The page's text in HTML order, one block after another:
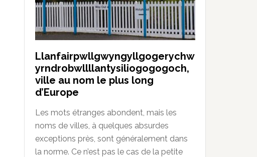
Llanfairpwllgwyngyllgogerychw
yrndrobwllllantysiliogogogoch,
ville au nom le plus long
d’Europe
Les mots étranges abondent, mais les
noms de villes, à quelques absurdes
exceptions près, sont généralement dans
la norme. Ce n’est pas le cas de la petite